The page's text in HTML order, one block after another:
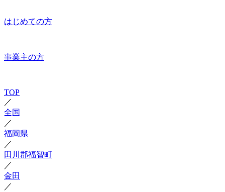
はじめての方
事業主の方
TOP
／
全国
／
福岡県
／
田川郡福智町
／
金田
／